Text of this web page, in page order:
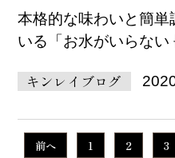
本格的な味わいと簡
いる「お水がいらない
キンレイブログ
前へ 1 2 3